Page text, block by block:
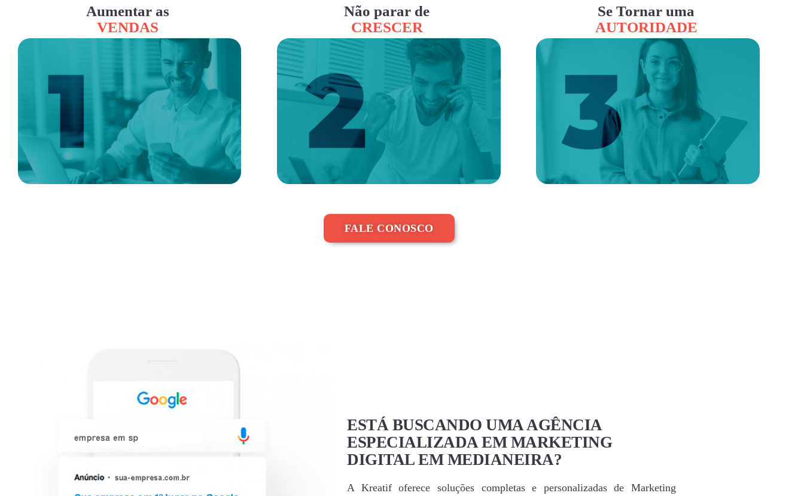
Aumentar as
VENDAS
Não parar de
CRESCER
Se Tornar uma
AUTORIDADE
FALE CONOSCO
ESTÁ BUSCANDO UMA AGÊNCIA
ESPECIALIZADA EM MARKETING
DIGITAL EM MEDIANEIRA?
A Kreatif oferece soluções completas e personalizadas de Marketing